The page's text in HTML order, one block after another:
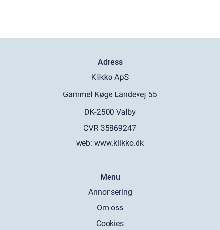
Adress
web: www.klikko.dk
Menu
Annonsering
Om oss
Cookies